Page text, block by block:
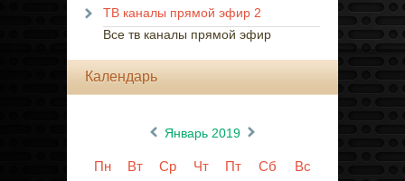
ТВ каналы прямой эфир 2
Все тв каналы прямой эфир
Календарь
Январь 2019
Пн Вт Ср Чт Пт Сб Вс